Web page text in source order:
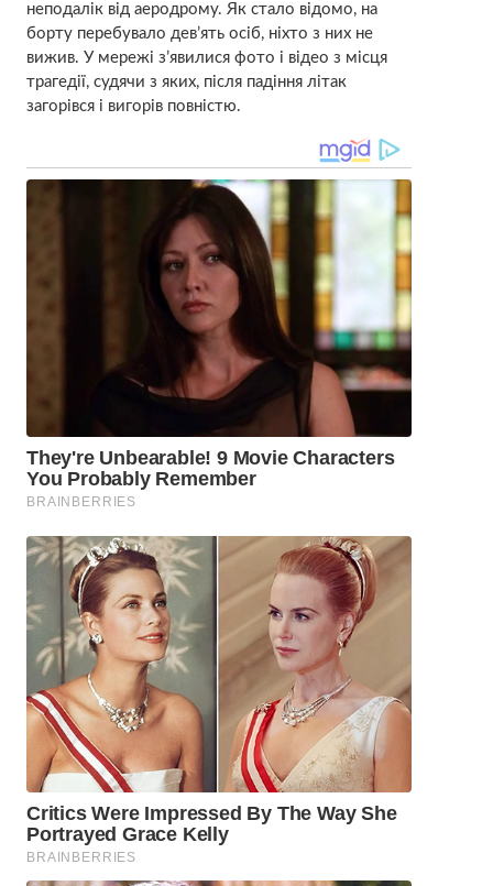
неподалік від аеродрому. Як стало відомо, на
борту перебувало дев’ять осіб, ніхто з них не
вижив. У мережі з’явилися фото і відео з місця
трагедії, судячи з яких, після падіння літак
загорівся і вигорів повністю.